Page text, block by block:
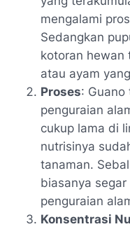
mengalami
Sedangkan
kotoran hewan
atau ayam
Proses: Guano
penguraian
cukup lama di
nutrisinya
tanaman.
biasanya
penguraian
Konsentrasi